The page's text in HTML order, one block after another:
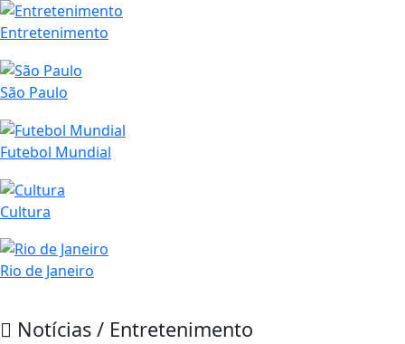
Entretenimento
São Paulo
Futebol Mundial
Cultura
Rio de Janeiro
Notícias / Entretenimento